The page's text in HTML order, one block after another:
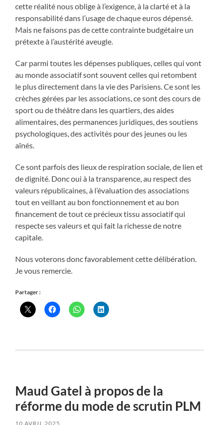
cette réalité nous oblige à l’exigence, à la clarté et à la
responsabilité dans l’usage de chaque euros dépensé.
Mais ne faisons pas de cette contrainte budgétaire un
prétexte à l’austérité aveugle.
Car parmi toutes les dépenses publiques, celles qui vont
au monde associatif sont souvent celles qui retombent
le plus directement dans la vie des Parisiens. Ce sont les
crèches gérées par les associations, ce sont des cours de
sport ou de théâtre dans les quartiers, des aides
alimentaires, des permanences juridiques, des soutiens
psychologiques, des activités pour des jeunes ou les
aînés.
Ce sont parfois des lieux de respiration sociale, de lien et
de dignité. Donc oui à la transparence, au respect des
valeurs républicaines, à l’évaluation des associations
tout en veillant au bon fonctionnement et au bon
financement de tout ce précieux tissu associatif qui
respecte ses valeurs et qui fait la richesse de notre
capitale.
Nous voterons donc favorablement cette délibération.
Je vous remercie.
Partager :
Maud Gatel à propos de la
réforme du mode de scrutin PLM
10 AVRIL 2025